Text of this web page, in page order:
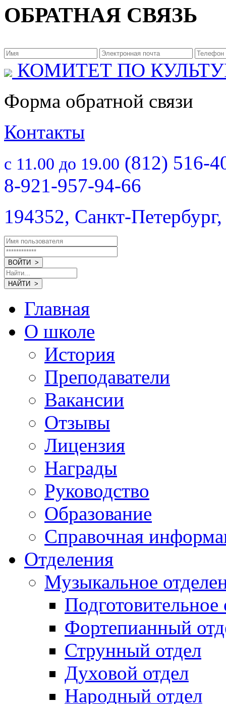
ОБРАТНАЯ СВЯЗЬ
КОМИТЕТ ПО
Форма обратной связи
Контакты
с 11.00 до 19.00 (812) 516-
8-921-957-94-66
194352, Санкт-
Главная
О школе
История
Преподаватели
Вакансии
Отзывы
Лицензия
Награды
Руководство
Образование
Справочная
Отделения
Музыкальное
Подготовительное
Фортепианный
Струнный отдел
Духовой отдел
Народный отдел